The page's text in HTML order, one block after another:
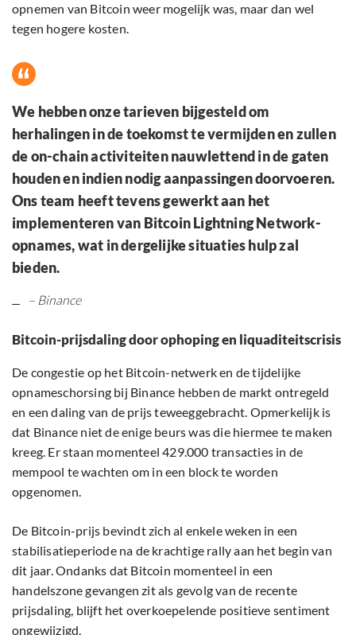
opnemen van Bitcoin weer mogelijk was, maar dan wel
tegen hogere kosten.
We hebben onze tarieven bijgesteld om
herhalingen in de toekomst te vermijden en zullen
de on-chain activiteiten nauwlettend in de gaten
houden en indien nodig aanpassingen doorvoeren.
Ons team heeft tevens gewerkt aan het
implementeren van Bitcoin Lightning Network-
opnames, wat in dergelijke situaties hulp zal
bieden.
– Binance
Bitcoin-prijsdaling door ophoping en liquaditeitscrisis
De congestie op het Bitcoin-netwerk en de tijdelijke
opnameschorsing bij Binance hebben de markt ontregeld
en een daling van de prijs teweeggebracht. Opmerkelijk is
dat Binance niet de enige beurs was die hiermee te maken
kreeg. Er staan momenteel 429.000 transacties in de
mempool te wachten om in een block te worden
opgenomen.
De Bitcoin-prijs bevindt zich al enkele weken in een
stabilisatieperiode na de krachtige rally aan het begin van
dit jaar. Ondanks dat Bitcoin momenteel in een
handelszone gevangen zit als gevolg van de recente
prijsdaling, blijft het overkoepelende positieve sentiment
ongewijzigd.